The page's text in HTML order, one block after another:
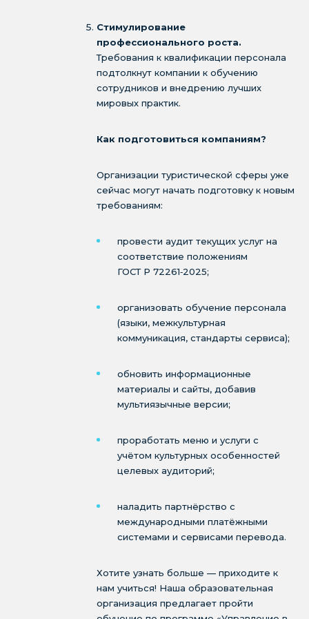
Стимулирование
профессионального роста.
Требования к квалификации персонала
подтолкнут компании к обучению
сотрудников и внедрению лучших
мировых практик.
Как подготовиться компаниям?
Организации туристической сферы уже
сейчас могут начать подготовку к новым
требованиям:
провести аудит текущих услуг на
соответствие положениям
ГОСТ Р 72261‑2025;
организовать обучение персонала
(языки, межкультурная
коммуникация, стандарты сервиса);
обновить информационные
материалы и сайты, добавив
мультиязычные версии;
проработать меню и услуги с
учётом культурных особенностей
целевых аудиторий;
наладить партнёрство с
международными платёжными
системами и сервисами перевода.
Хотите узнать больше — приходите к
нам учиться! Наша образовательная
организация предлагает пройти